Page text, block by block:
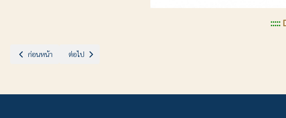
:::::
เนื้อหาก่อนหน้า: เรื่อง บริจาคเงินเพื่อบรรเทาภัยพิบัติแผ่นดินไหวประเทศเมียนมา
ก่อนหน้า เนื้อหาถัดไป: ประกาศสังฆมณฑลราชบุรี เรื่อง การแต่งตั้งโยกย้ายพระสงฆ์เข้าดำ
ต่อไป